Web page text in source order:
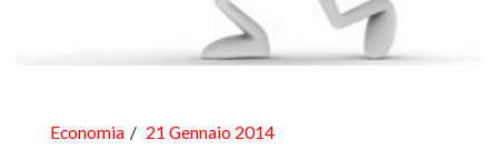
Economia 21 Gennaio 2014